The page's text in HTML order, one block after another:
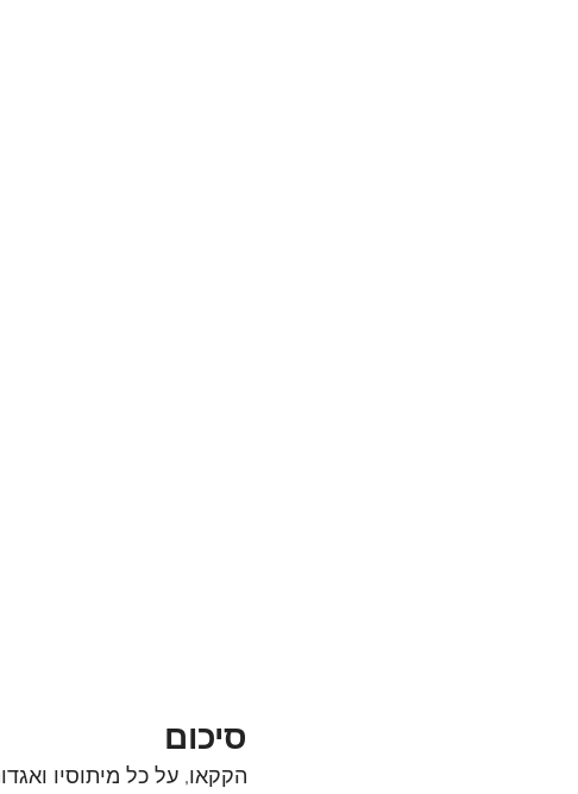
סיכום
הקקאו, על כל מיתוסיו